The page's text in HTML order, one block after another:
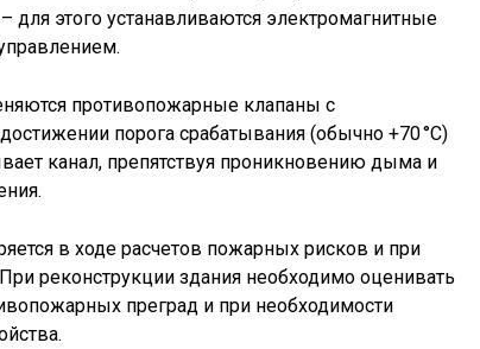
для этого устанавливаются электромагнитные
противопожарные клапаны с
порога срабатывания (обычно +70 °C)
канал, препятствуя проникновению дыма и
в ходе расчетов пожарных рисков и при
реконструкции здания необходимо оценивать
преград и при необходимости